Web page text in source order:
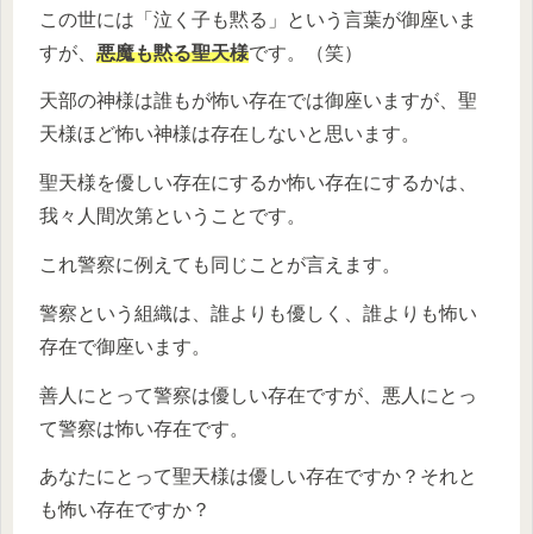
この世には「泣く子も黙る」という言葉が御座いま
すが、 悪魔も黙る聖天様です。（笑）
天部の神様は誰もが怖い存在では御座いますが、聖
天様ほど怖い神様は存在しないと思います。
聖天様を優しい存在にするか怖い存在にするかは、
我々人間次第ということです。
これ警察に例えても同じことが言えます。
警察という組織は、誰よりも優しく、誰よりも怖い
存在で御座います。
善人にとって警察は優しい存在ですが、悪人にとっ
て警察は怖い存在です。
あなたにとって聖天様は優しい存在ですか？それと
も怖い存在ですか？